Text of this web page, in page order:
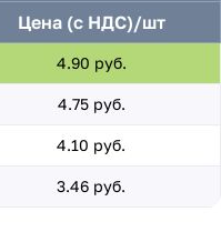
Цена (с НДС)/шт
4.90 руб.
4.75 руб.
4.10 руб.
3.46 руб.